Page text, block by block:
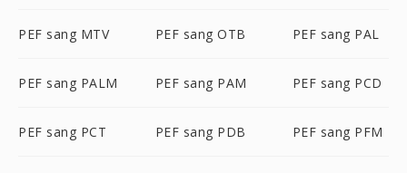
PEF sang MTV PEF sang OTB PEF sang PAL
PEF sang PALM PEF sang PAM PEF sang PCD
PEF sang PCT PEF sang PDB PEF sang PFM